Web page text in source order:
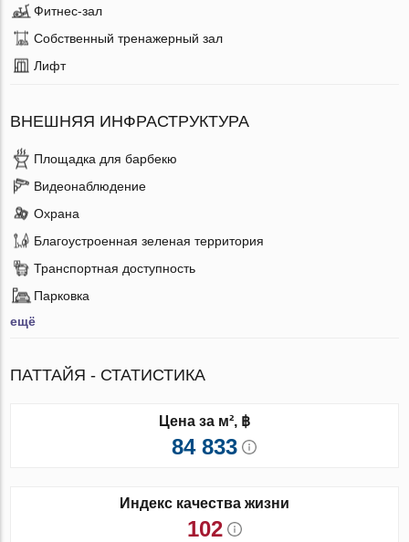
Фитнес-зал
Собственный тренажерный зал
Лифт
ВНЕШНЯЯ ИНФРАСТРУКТУРА
Площадка для барбекю
Видеонаблюдение
Охрана
Благоустроенная зеленая территория
Транспортная доступность
Парковка
ещё
ПАТТАЙЯ - СТАТИСТИКА
Цена за м², ฿
84 833
Индекс качества жизни
102